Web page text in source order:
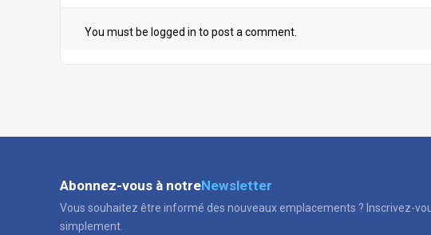
You must be logged in to post a comment.
Abonnez-vous à notreNewsletter
Vous souhaitez être informé des nouveaux emplacements ? Inscrivez-
simplement.